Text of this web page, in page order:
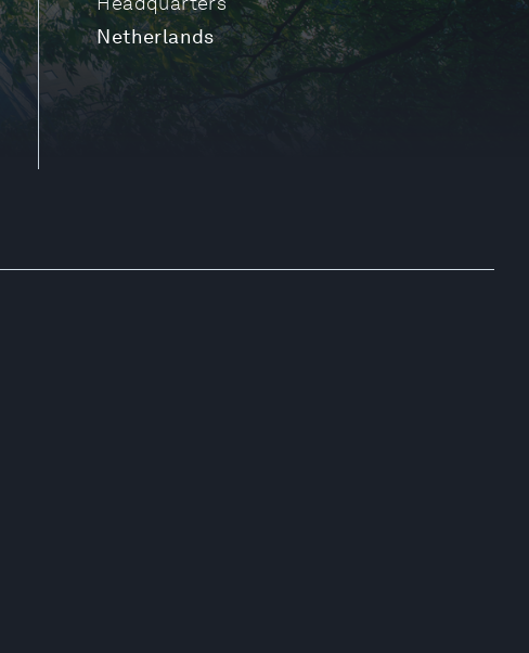
Netherlands